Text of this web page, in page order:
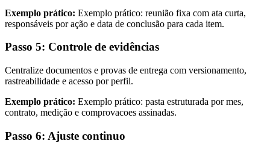
Exemplo prático: Exemplo prático: reunião fixa com ata curta,
responsáveis por ação e data de conclusão para cada item.
Passo 5: Controle de evidências
Centralize documentos e provas de entrega com versionamento,
rastreabilidade e acesso por perfil.
Exemplo prático: Exemplo prático: pasta estruturada por mes,
contrato, medição e comprovacoes assinadas.
Passo 6: Ajuste continuo